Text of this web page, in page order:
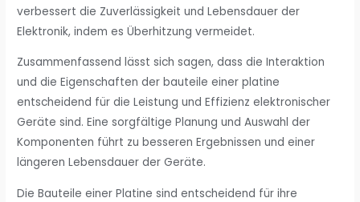
verbessert die Zuverlässigkeit und Lebensdauer der
Elektronik, indem es Überhitzung vermeidet.
Zusammenfassend lässt sich sagen, dass die Interaktion
und die Eigenschaften der bauteile einer platine
entscheidend für die Leistung und Effizienz elektronischer
Geräte sind. Eine sorgfältige Planung und Auswahl der
Komponenten führt zu besseren Ergebnissen und einer
längeren Lebensdauer der Geräte.
Die Bauteile einer Platine sind entscheidend für ihre